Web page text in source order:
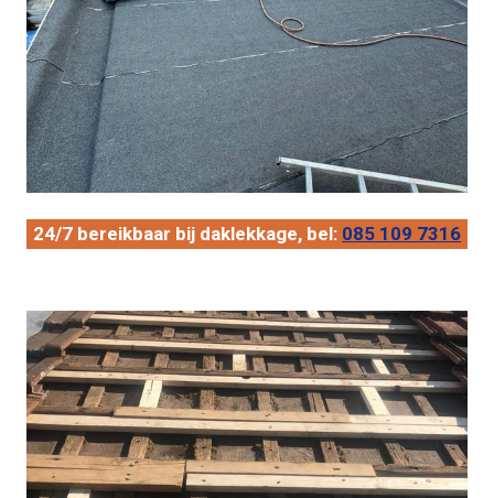
24/7 bereikbaar bij daklekkage, bel: 085 109 7316